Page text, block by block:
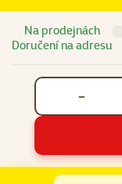
Na prodejnách
Doručení na adresu
−